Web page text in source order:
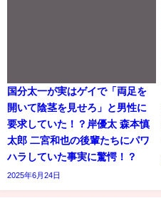
国分太一が実はゲイで「両足を
開いて陰茎を見せろ」と男性に
要求していた！？岸優太 森本慎
太郎 二宮和也の後輩たちにパワ
ハラしていた事実に驚愕！？
2025年6月24日